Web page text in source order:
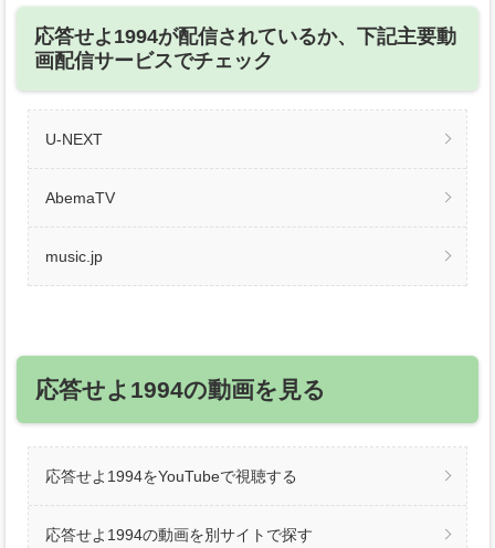
応答せよ1994が配信されているか、下記主要動
画配信サービスでチェック
U-NEXT
AbemaTV
music.jp
応答せよ1994の動画を見る
応答せよ1994をYouTubeで視聴する
応答せよ1994の動画を別サイトで探す